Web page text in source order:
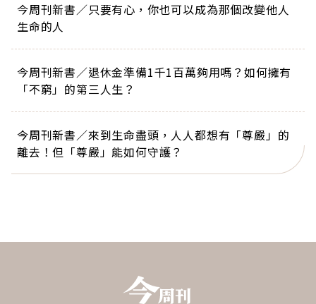
今周刊新書／只要有心，你也可以成為那個改變他人
生命的人
今周刊新書／退休金準備1千1百萬夠用嗎？如何擁有
「不窮」的第三人生？
今周刊新書／來到生命盡頭，人人都想有「尊嚴」的
離去！但「尊嚴」能如何守護？